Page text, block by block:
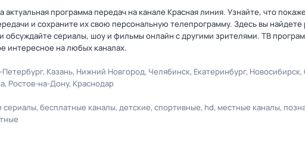
программа передач на канале Красная линия. Узнайте, что
и сохраните их свою персональную телепрограмму. Здесь вы найдете
обсуждайте сериалы, шоу и фильмы онлайн с другими зрителями. ТВ
интересное на любых каналах.
Казань Нижний Новгород Челябинск Екатеринбург Новосибирск
Ростов-на-Дону Краснодар
сериалы бесплатные каналы детские спортивные hd местные каналы